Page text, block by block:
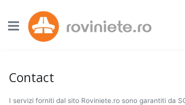
Contact
I servizi forniti dal sito Roviniete.ro sono garantiti da